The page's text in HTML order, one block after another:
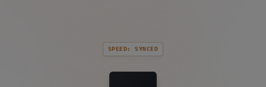
SPEED: SYNCED